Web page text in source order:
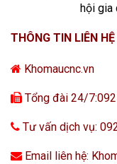
hội gia
THÔNG TIN LIÊN HỆ
Khomaucnc.vn
Tổng đài 24/
Tư vấn dịch vụ:
Email liên hệ: